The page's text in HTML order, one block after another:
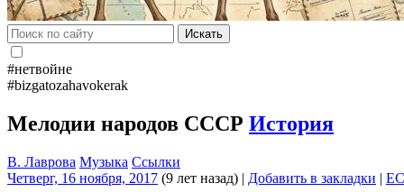
Искать
#нетвойне
#bizgatozahavokerak
Мелодии народов СССР История
В. Лаврова Музыка Ссылки
Четверг, 16 ноября, 2017 (9 лет назад) | Добавить в закладки | EC